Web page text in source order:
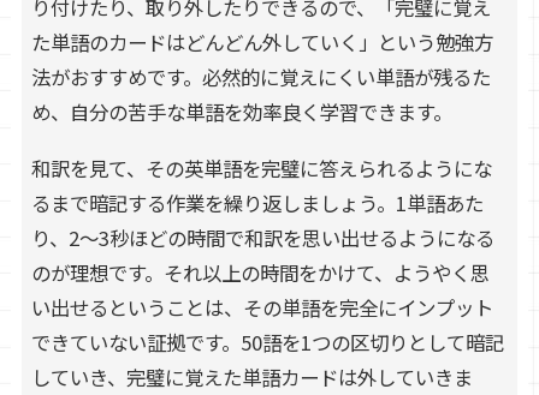
り付けたり、取り外したりできるので、「完璧に覚え
た単語のカードはどんどん外していく」という勉強方
法がおすすめです。必然的に覚えにくい単語が残るた
め、自分の苦手な単語を効率良く学習できます。
和訳を見て、その英単語を完璧に答えられるようにな
るまで暗記する作業を繰り返しましょう。1単語あた
り、2～3秒ほどの時間で和訳を思い出せるようになる
のが理想です。それ以上の時間をかけて、ようやく思
い出せるということは、その単語を完全にインプット
できていない証拠です。50語を1つの区切りとして暗記
していき、完璧に覚えた単語カードは外していきま